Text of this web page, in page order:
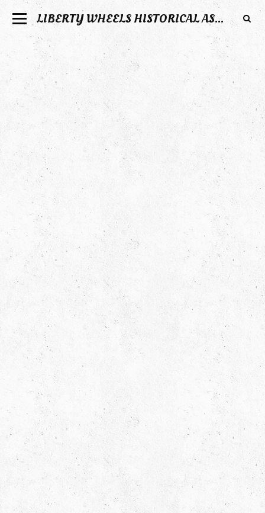
LIBERTY WHEELS HISTORICAL ASSOCIATION